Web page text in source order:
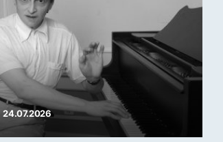
24.07.2026